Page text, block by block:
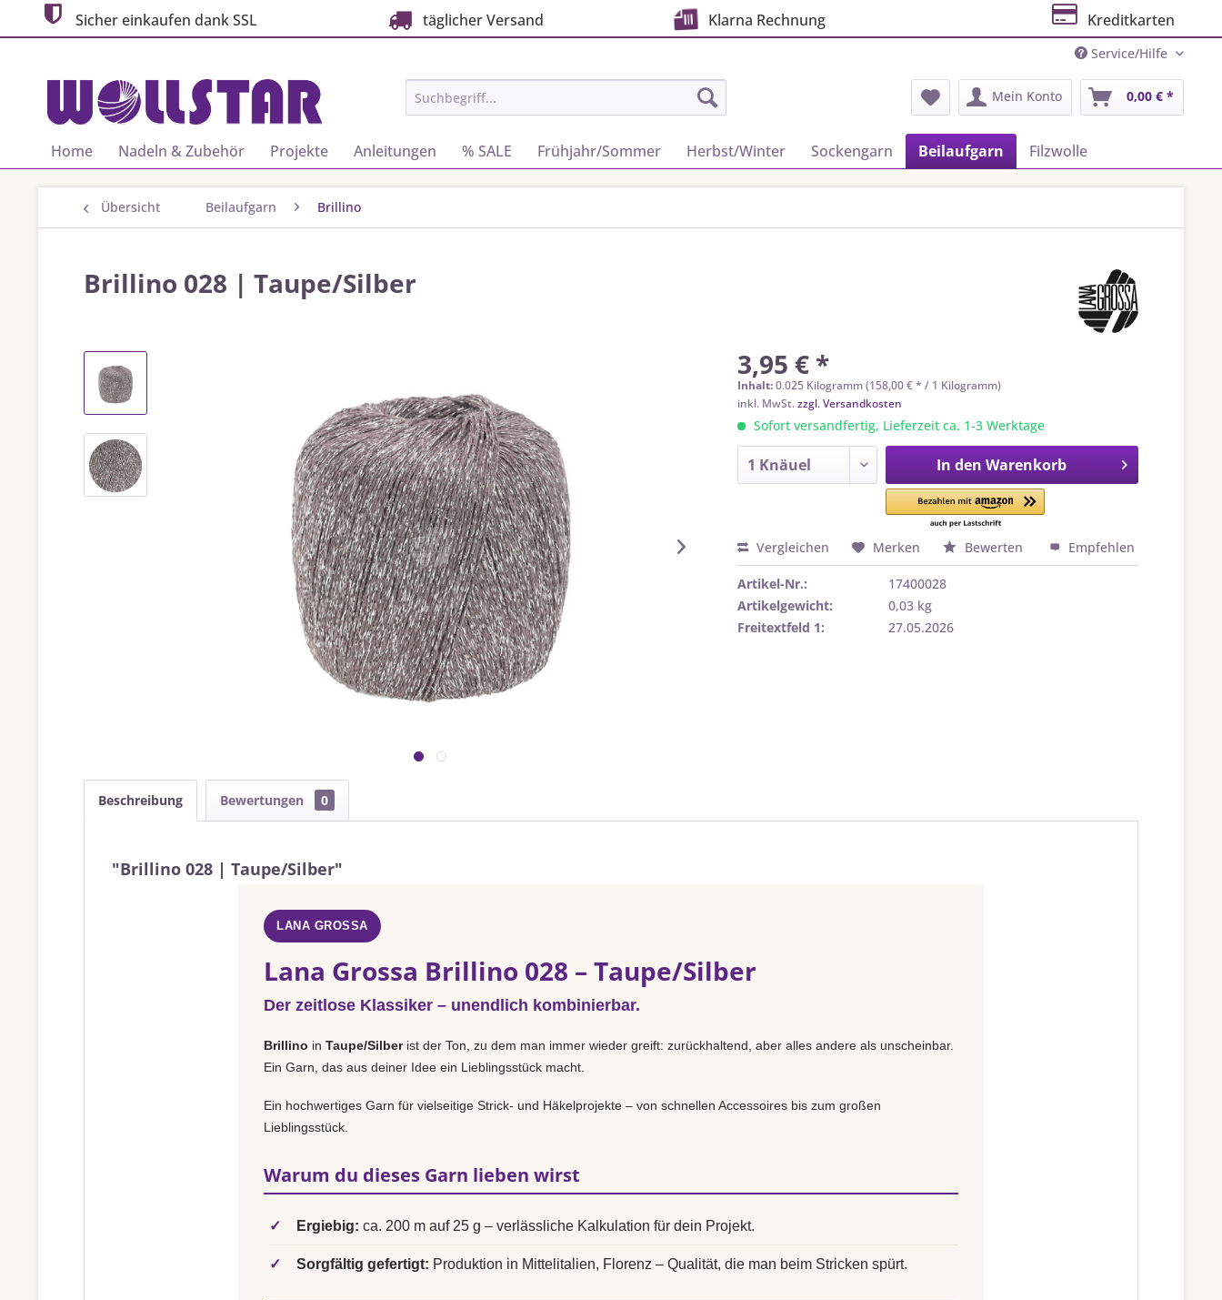
Sicher einkaufen dank SSL täglicher Versand Klarna Rechnung Kreditkarten
Service/Hilfe
Mein Konto 0,00 € *
Home Nadeln & Zubehör Projekte Anleitungen % SALE Frühjahr/Sommer Herbst/Winter Sockengarn Beilaufgarn Filzwolle
Übersicht Beilaufgarn Brillino
Brillino 028 | Taupe/Silber
3,95 € *
Inhalt:0.025 Kilogramm (158,00 € * / 1 Kilogramm)
inkl. MwSt.zzgl. Versandkosten
Sofort versandfertig, Lieferzeit ca. 1-3 Werktage
In den Warenkorb
Vergleichen Merken Bewerten Empfehlen
Artikel-Nr.:
17400028
Artikelgewicht:
0,03 kg
Freitextfeld 1:
27.05.2026
Beschreibung Bewertungen 0
"Brillino 028 | Taupe/Silber"
LANA GROSSA
Lana Grossa Brillino 028 – Taupe/Silber
Der zeitlose Klassiker – unendlich kombinierbar.
Brillino in Taupe/Silberist der Ton, zu dem man immer wieder greift: zurückhaltend, aber alles andere als unscheinbar.
Ein Garn, das aus deiner Idee ein Lieblingsstück macht.
Ein hochwertiges Garn für vielseitige Strick- und Häkelprojekte – von schnellen Accessoires bis zum großen
Lieblingsstück.
Warum du dieses Garn lieben wirst
✓ Ergiebig: ca. 200 m auf 25 g – verlässliche Kalkulation für dein Projekt.
✓ Sorgfältig gefertigt: Produktion in Mittelitalien, Florenz – Qualität, die man beim Stricken spürt.